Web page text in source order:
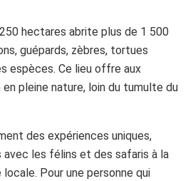
hectares abrite plus de 1 500
guépards, zèbres, tortues
espèces. Ce lieu offre aux
pleine nature, loin du tumulte du
des expériences uniques,
les félins et des safaris à la
Pour une personne qui